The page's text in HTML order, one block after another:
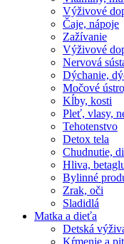
Výživové
Čaje, nápoje
Zažívanie
Výživové
Nervová
Dýchanie,
Močové
Kĺby, kosti
Pleť, vlasy,
Tehotenstvo
Detox tela
Chudnutie,
Hliva,
Bylinné
Zrak, oči
Sladidlá
Matka a dieťa
Detská
Kŕmenie a